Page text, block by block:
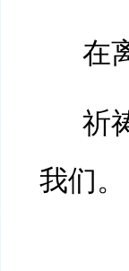
在
祈
我们。